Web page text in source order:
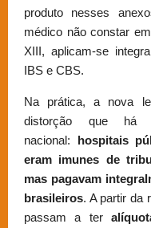
produto nesses
médico não constar
XIII, aplicam-se
IBS e CBS.
Na prática, a nova
distorção que há
nacional:
hospitais
eram imunes de
mas pagavam
brasileiros. A partir da
passam a ter